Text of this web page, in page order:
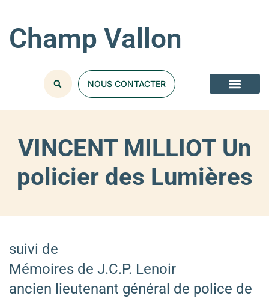
Champ Vallon
NOUS CONTACTER
VINCENT MILLIOT Un
policier des Lumières
suivi de
Mémoires de J.C.P. Lenoir
ancien lieutenant général de police de